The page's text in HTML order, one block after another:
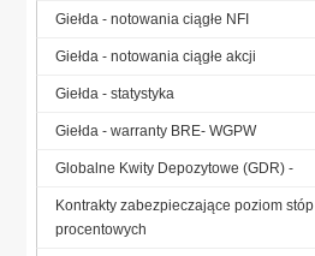
Giełda - notowania ciągłe NFI
Giełda - notowania ciągłe akcji
Giełda - statystyka
Giełda - warranty BRE- WGPW
Globalne Kwity Depozytowe (GDR) -
Kontrakty zabezpieczające poziom stóp
procentowych